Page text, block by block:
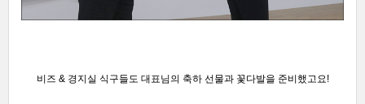
비즈 & 경지실 식구들 도 대표님의 축하 선물과 꽃다발을 준비했고 요!